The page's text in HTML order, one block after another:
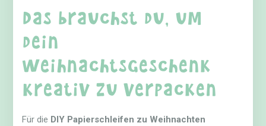
Das brauchst du, um
dein
Weihnachtsgeschenk
kreativ zu verpacken
Für die DIY Papierschleifen zu Weihnachten